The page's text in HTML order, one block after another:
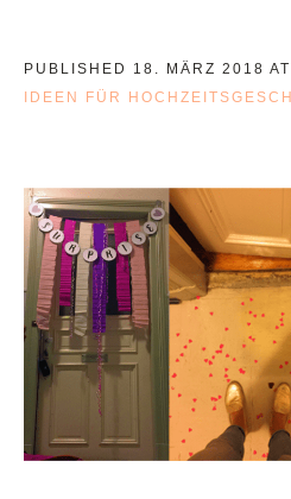
PUBLISHED 18. MÄRZ 2018
IDEEN FÜR